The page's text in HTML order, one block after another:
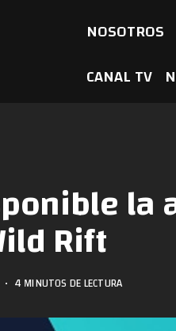
NOSOTROS
CANAL TV
la
Rift
• 4 MINUTOS DE LECTURA